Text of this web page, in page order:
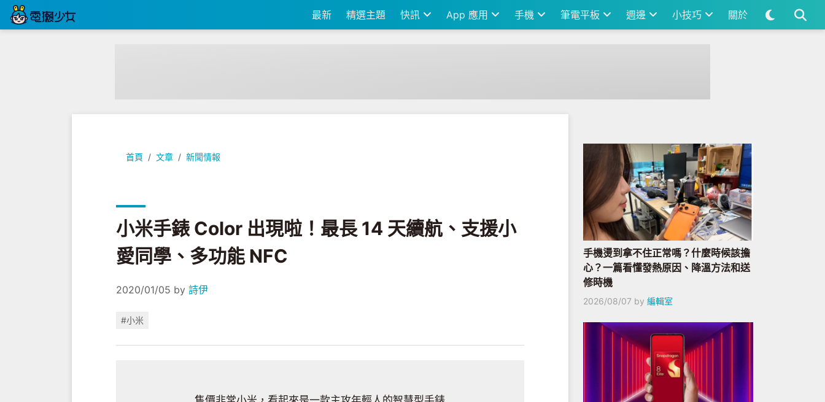
最新 精選主題 快訊 App 應用 手機 筆電平板 週邊 小技巧 關於
首頁 文章 新聞情報
小米手錶 Color 出現啦！最長 14 天續航、支援小愛同學、多功能 NFC
小米手錶 Color 出現啦！最長 14 天續航、支援小
愛同學、多功能 NFC
2020/01/05 by 詩伊
#小米
手機燙到拿不住正常嗎？什麼時候該擔
心？一篇看懂發熱原因、降溫方法和送
修時機
2026/08/07 by 編輯室